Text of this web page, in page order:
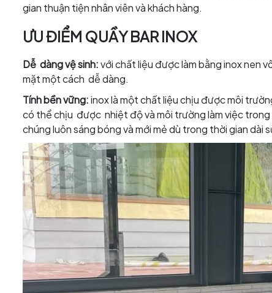
gian thuận tiện nhân viên và khách hàng.
ƯU ĐIỂM QUẦY BAR INOX
Dễ dàng vệ sinh:với chất liệu được làm bằng inox nen
mặt một cách dễ dàng.
Tính bền vững:inox là một chất liệu chịu được môi
có thể chịu được nhiệt độ và môi trường làm việc trong
chúng luôn sáng bóng và mới mẻ dù trong thời gian dài